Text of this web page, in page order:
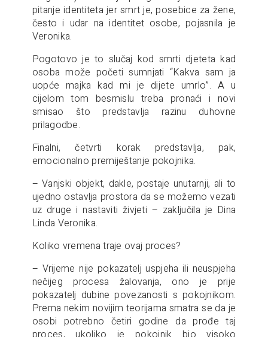
pitanje identiteta jer smrt je, posebice za žene,
često i udar na identitet osobe, pojasnila je
Veronika.
Pogotovo je to slučaj kod smrti djeteta kad
osoba može početi sumnjati “Kakva sam ja
uopće majka kad mi je dijete umrlo”. A u
cijelom tom besmislu treba pronaći i novi
smisao što predstavlja razinu duhovne
prilagodbe.
Finalni, četvrti korak predstavlja, pak,
emocionalno premiještanje pokojnika.
– Vanjski objekt, dakle, postaje unutarnji, ali to
ujedno ostavlja prostora da se možemo vezati
uz druge i nastaviti živjeti – zaključila je Dina
Linda Veronika.
Koliko vremena traje ovaj proces?
– Vrijeme nije pokazatelj uspjeha ili neuspjeha
nečijeg procesa žalovanja, ono je prije
pokazatelj dubine povezanosti s pokojnikom.
Prema nekim novijim teorijama smatra se da je
osobi potrebno četiri godine da prođe taj